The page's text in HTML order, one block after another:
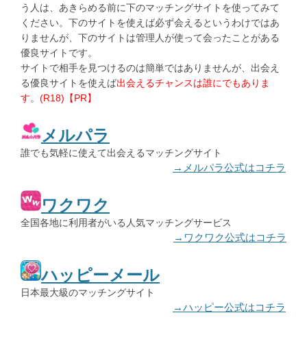
う人は、あきらめる前に下のマッチングサイトを使ってみて
ください。下のサイトを使えば必ず会えるというわけではあ
りませんが、下のサイトは管理人が使って会ったことがある
優良サイトです。
サイトで相手を見つけるのは簡単ではありませんが、出会え
る優良サイトを使えば出会えるチャンスは誰にでもありま
す。 (R18)【PR】
メルパラ
誰でも気軽に使えて出会えるマッチングサイト
→メルパラ公式はコチラ
ワクワク
全国各地に利用者がいる人気マッチングサービス
→ワクワク公式はコチラ
ハッピーメール
日本最大級のマッチングサイト
→ハッピー公式はコチラ